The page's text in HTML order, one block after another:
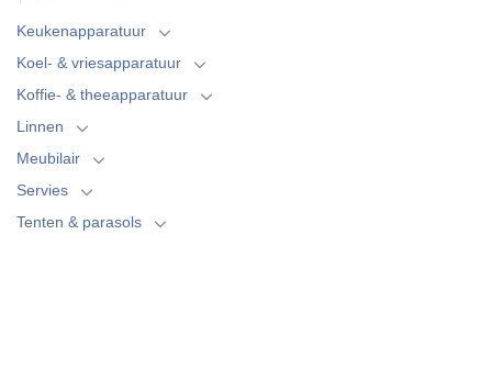
Keukenapparatuur
Koel- & vriesapparatuur
Koffie- & theeapparatuur
Linnen
Meubilair
Servies
Tenten & parasols